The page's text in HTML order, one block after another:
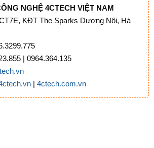
NGHỆ 4CTECH VIỆT NAM
KĐT The Sparks Dương Nội, Hà
| 0964.364.135
| 4ctech.com.vn